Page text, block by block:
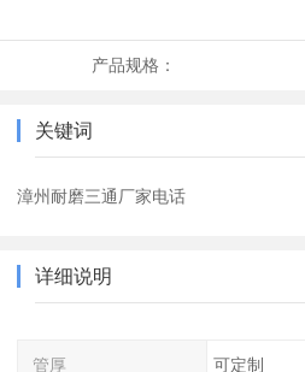
产品规格：
关键词
漳州耐磨三通厂家电话
详细说明
管厚 可定制